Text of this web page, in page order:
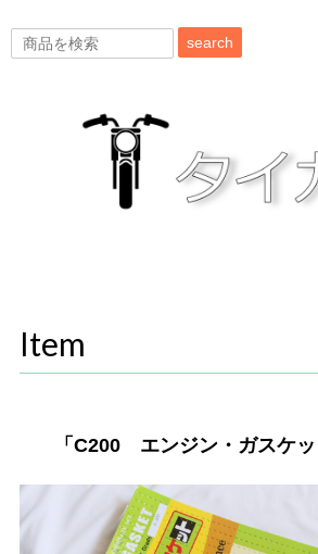
search
Item
「C200 エンジン・ガスケ